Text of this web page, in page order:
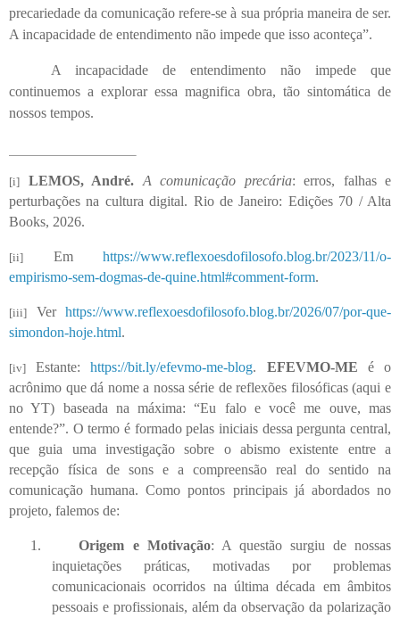
precariedade da comunicação refere-se à sua própria maneira de ser.
A incapacidade de entendimento não impede que isso aconteça”.
A incapacidade de entendimento não impede que
continuemos a explorar essa magnifica obra, tão sintomática de
nossos tempos.
[i] LEMOS, André. A comunicação precária: erros, falhas e
perturbações na cultura digital. Rio de Janeiro: Edições 70 / Alta
Books, 2026.
[ii] Em https://www.reflexoesdofilosofo.blog.br/2023/11/o-
empirismo-sem-dogmas-de-quine.html#comment-form.
[iii] Ver https://www.reflexoesdofilosofo.blog.br/2026/07/por-que-
simondon-hoje.html.
[iv] Estante:https://bit.ly/efevmo-me-blog. EFEVMO-ME é o
acrônimo que dá nome a nossa série de reflexões filosóficas (aqui e
no YT) baseada na máxima: “Eu falo e você me ouve, mas
entende?”. O termo é formado pelas iniciais dessa pergunta central,
que guia uma investigação sobre o abismo existente entre a
recepção física de sons e a compreensão real do sentido na
comunicação humana. Como pontos principais já abordados no
projeto, falemos de:
1. Origem e Motivação: A questão surgiu de nossas
inquietações práticas, motivadas por problemas
comunicacionais ocorridos na última década em âmbitos
pessoais e profissionais, além da observação da polarização